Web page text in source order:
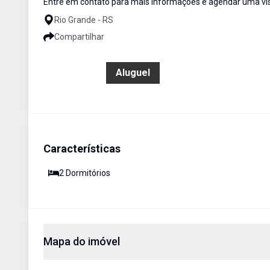
Rio Grande - RS
Compartilhar
Aluguel
Características
2 Dormitórios
Mapa do imóvel